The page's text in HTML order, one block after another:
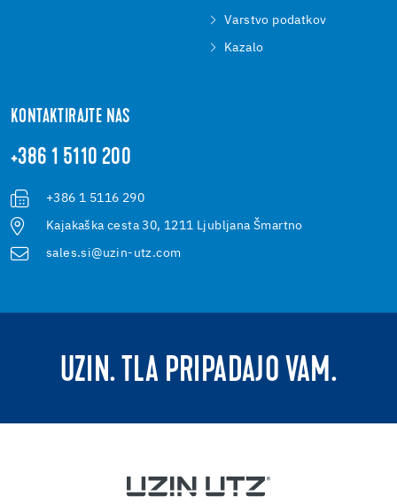
Varstvo podatkov
Kazalo
KONTAKTIRAJTE NAS
+386 1 5110 200
+386 1 5116 290
Kajakaška cesta 30, 1211 Ljubljana Šmartno
sales.si@uzin-utz.com
UZIN. TLA PRIPADAJO VAM.